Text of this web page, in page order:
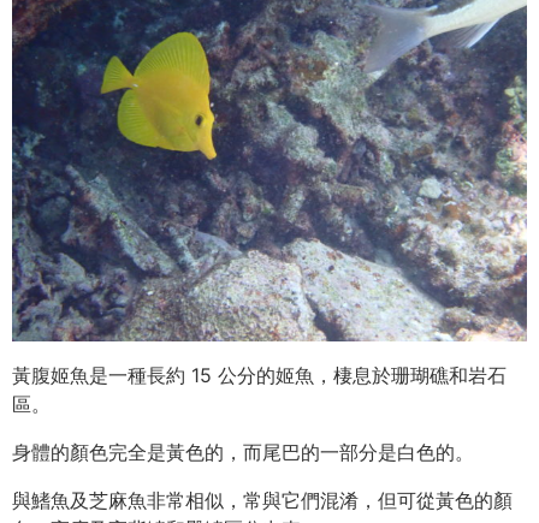
黃腹姬魚是一種長約 15 公分的姬魚，棲息於珊瑚礁和岩石
區。
身體的顏色完全是黃色的，而尾巴的一部分是白色的。
與鰭魚及芝麻魚非常相似，常與它們混淆，但可從黃色的顏